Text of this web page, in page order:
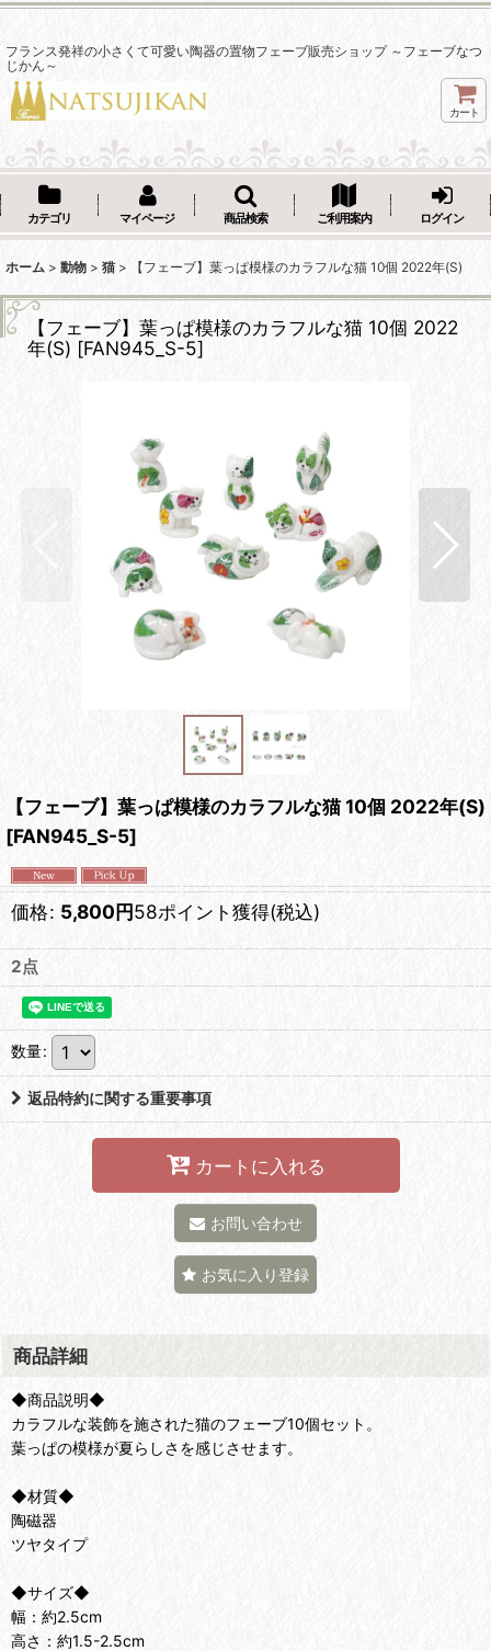
フランス発祥の小さくて可愛い陶器の置物フェーブ販売ショップ ～フェーブなつ
じかん～
カート
カテゴリ マイページ 商品検索 ご利用案内 ログイン
ホーム > 動物 > 猫 > 【フェーブ】葉っぱ模様のカラフルな猫 10個 2022年(S)
【フェーブ】葉っぱ模様のカラフルな猫 10個 2022
年(S) [FAN945_S-5]
【フェーブ】葉っぱ模様のカラフルな猫 10個 2022年(S)
[FAN945_S-5]
価格: 5,800円58ポイント獲得(税込)
2点
数量:
返品特約に関する重要事項
カートに入れる
お問い合わせ
お気に入り登録
商品詳細
◆商品説明◆
カラフルな装飾を施された猫のフェーブ10個セット。
葉っぱの模様が夏らしさを感じさせます。
◆材質◆
陶磁器
ツヤタイプ
◆サイズ◆
幅：約2.5cm
高さ：約1.5-2.5cm